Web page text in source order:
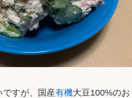
ですが、国産有機大豆100%のお